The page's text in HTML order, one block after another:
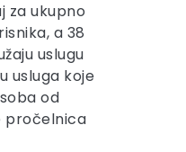
za ukupno
a 38
uslugu
usluga koje
od
pročelnica